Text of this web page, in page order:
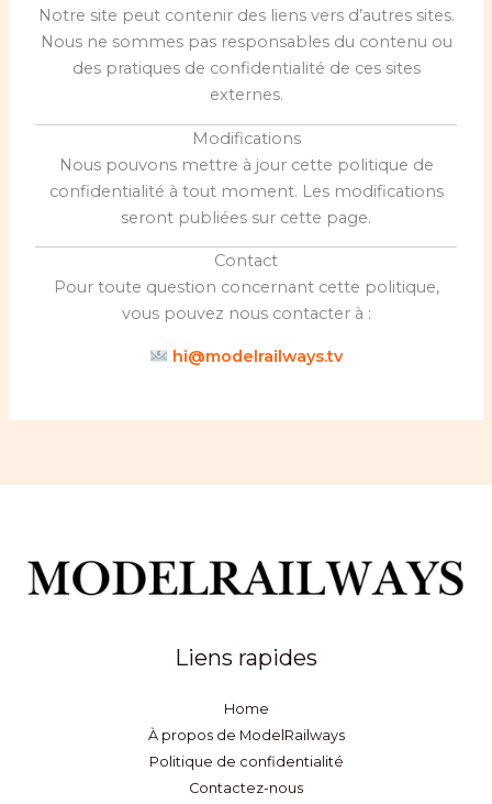
Notre site peut contenir des liens vers d’autres sites.
Nous ne sommes pas responsables du contenu ou
des pratiques de confidentialité de ces sites
externes.
Modifications
Nous pouvons mettre à jour cette politique de
confidentialité à tout moment. Les modifications
seront publiées sur cette page.
Contact
Pour toute question concernant cette politique,
vous pouvez nous contacter à :
hi@modelrailways.tv
Liens rapides
Home
À propos de ModelRailways
Politique de confidentialité
Contactez-nous